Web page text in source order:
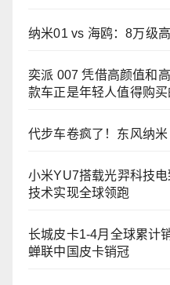
纳米01 vs 海鸥：8万级
奕派 007 凭借高颜值和
款车正是年轻人值得购
代步车卷疯了！东风纳米
小米YU7搭载光羿科技
技术实现全球领跑
长城皮卡1-4月全球累计
蝉联中国皮卡销冠